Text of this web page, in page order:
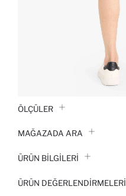
ÖLÇÜLER
MAĞAZADA ARA
ÜRÜN BILGILERI
ÜRÜN DEĞERLENDİRMELERİ